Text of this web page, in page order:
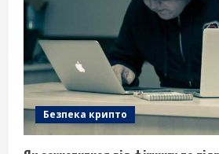
Безпека крипто